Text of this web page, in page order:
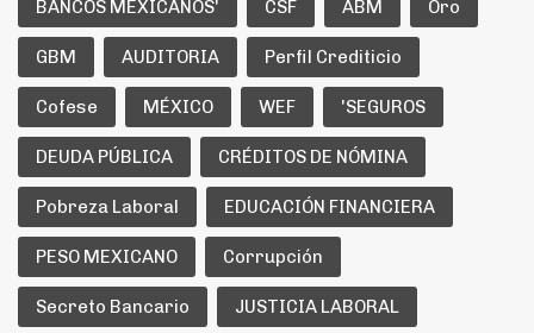
BANCOS MEXICANOS' CSF ABM Oro
GBM AUDITORIA Perfil Crediticio
Cofese MÉXICO WEF 'SEGUROS
DEUDA PÚBLICA CRÉDITOS DE NÓMINA
Pobreza Laboral EDUCACIÓN FINANCIERA
PESO MEXICANO Corrupción
Secreto Bancario JUSTICIA LABORAL